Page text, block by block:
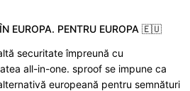
EUROPA. PENTRU EUROPA 🇪🇺
securitate împreună cu
all-in-one. sproof se impune ca
europeană pentru semnături